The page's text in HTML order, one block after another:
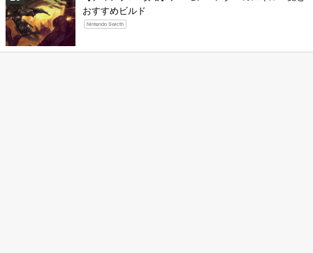
おすすめビルド
Nintendo Swicth